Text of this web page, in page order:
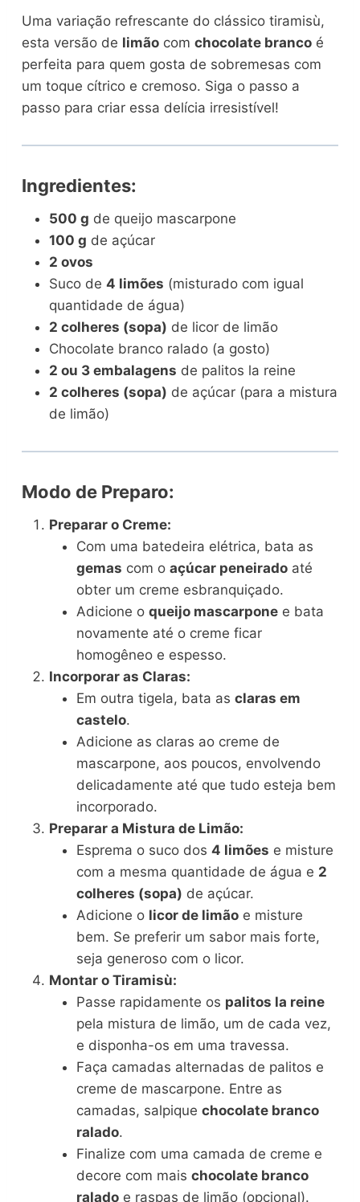
Uma variação refrescante do clássico tiramisù,
esta versão de limão comchocolate branco é
perfeita para quem gosta de sobremesas com
um toque cítrico e cremoso. Siga o passo a
passo para criar essa delícia irresistível!
Ingredientes:
500 g de queijo mascarpone
100 g de açúcar
2 ovos
Suco de4 limões (misturado com igual
quantidade de água)
2 colheres (sopa) de licor de limão
Chocolate branco ralado (a gosto)
2 ou 3 embalagens de palitos la reine
2 colheres (sopa) de açúcar (para a mistura
de limão)
Modo de Preparo:
Preparar o Creme:
Com uma batedeira elétrica, bata as
gemas com oaçúcar peneirado até
obter um creme esbranquiçado.
Adicione oqueijo mascarpone e bata
novamente até o creme ficar
homogêneo e espesso.
Incorporar as Claras:
Em outra tigela, bata asclaras em
castelo.
Adicione as claras ao creme de
mascarpone, aos poucos, envolvendo
delicadamente até que tudo esteja bem
incorporado.
Preparar a Mistura de Limão:
Esprema o suco dos4 limões e misture
com a mesma quantidade de água e 2
colheres (sopa) de açúcar.
Adicione o licor de limão e misture
bem. Se preferir um sabor mais forte,
seja generoso com o licor.
Montar o Tiramisù:
Passe rapidamente os palitos la reine
pela mistura de limão, um de cada vez,
e disponha-os em uma travessa.
Faça camadas alternadas de palitos e
creme de mascarpone. Entre as
camadas, salpiquechocolate branco
ralado.
Finalize com uma camada de creme e
decore com maischocolate branco
ralado e raspas de limão (opcional).